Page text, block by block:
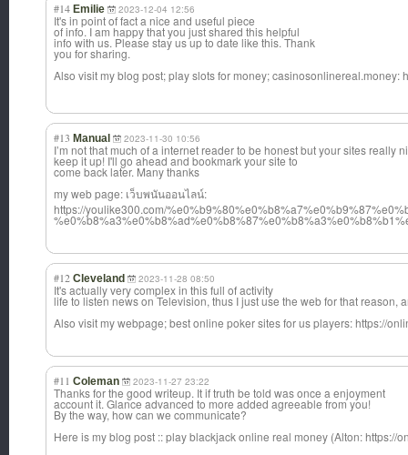
#14 Emilie 2023-12-04 12:56
It's in point of fact a nice and useful piece
of info. I am happy that you just shared this helpful
info with us. Please stay us up to date like this. Thank
you for sharing.
Also visit my blog post; play slots for money; casinosonlinereal.money:
#13 Manual 2023-11-30 10:56
I’m not that much of a internet reader to be honest but your sites really
keep it up! I'll go ahead and bookmark your site to
come back later. Many thanks
my web page: เว็บพนันออนไลน์:
https://youlike300.com/
#12 Cleveland 2023-11-28 08:50
It's actually very complex in this full of activity
life to listen news on Television, thus I just use the web for that reason,
Also visit my webpage; best online poker sites for us players: https://
#11 Coleman 2023-11-27 23:22
Thanks for the good writeup. It if truth be told was once a enjoyment
account it. Glance advanced to more added agreeable from you!
By the way, how can we communicate?
Here is my blog post :: play blackjack online real money (Alton: https://